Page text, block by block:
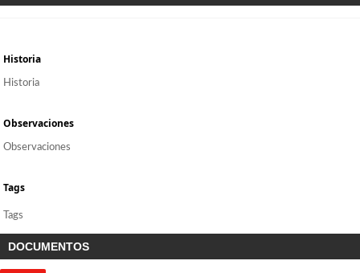
Historia
Historia
Observaciones
Observaciones
Tags
Tags
DOCUMENTOS